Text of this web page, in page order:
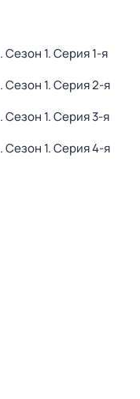
. Сезон 1. Серия 1-я
. Сезон 1. Серия 2-я
. Сезон 1. Серия 3-я
. Сезон 1. Серия 4-я